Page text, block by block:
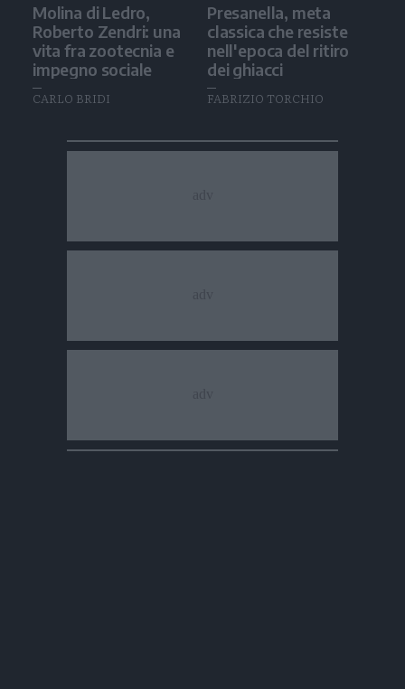
Molina di Ledro,
Roberto Zendri: una
vita fra zootecnia e
impegno sociale
CARLO BRIDI
Presanella, meta
classica che resiste
nell'epoca del ritiro
dei ghiacci
FABRIZIO TORCHIO